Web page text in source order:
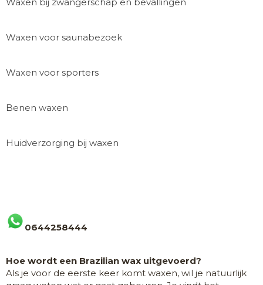
Waxen voor saunabezoek
Waxen voor sporters
Benen waxen
Huidverzorging bij waxen
0644258444
Hoe wordt een Brazilian wax uitgevoerd?
Als je voor de eerste keer komt waxen, wil je natuurlijk